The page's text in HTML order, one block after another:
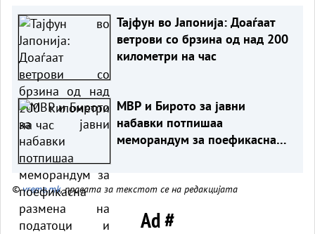
Тајфун во Јапонија: Доаѓаат
ветрови со брзина од над 200
километри на час
МВР и Бирото за јавни
набавки потпишаа
меморандум за поефикасна
корупцијата
©vreme.mk, правата за текстот се на редакцијата
Ad #